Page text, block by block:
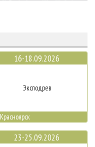
16-18.09.2026
Эксподрев
Красноярск
23-25.09.2026